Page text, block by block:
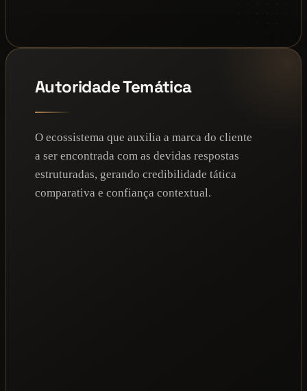
Autoridade Temática
O ecossistema que auxilia a marca do cliente
a ser encontrada com as devidas respostas
estruturadas, gerando credibilidade tática
comparativa e confiança contextual.